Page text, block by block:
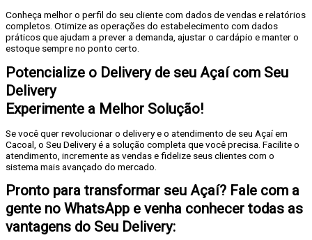
Conheça melhor o perfil do seu cliente com dados de vendas e relatórios
completos. Otimize as operações do estabelecimento com dados
práticos que ajudam a prever a demanda, ajustar o cardápio e manter o
estoque sempre no ponto certo.
Potencialize o Delivery de seu Açaí com Seu
Delivery
Experimente a Melhor Solução!
Se você quer revolucionar o delivery e o atendimento de seu Açaí em
Cacoal, o Seu Delivery é a solução completa que você precisa. Facilite o
atendimento, incremente as vendas e fidelize seus clientes com o
sistema mais avançado do mercado.
Pronto para transformar seu Açaí? Fale com a
gente no WhatsApp e venha conhecer todas as
vantagens do Seu Delivery: